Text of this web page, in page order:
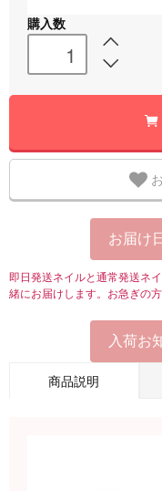
購入数
お届け
即日発送ネイルと通常発送ネ
緒にお届けします。お急ぎの
入荷お
商品説明